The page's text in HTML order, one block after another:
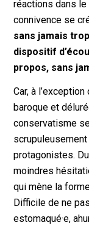
réactions dans
connivence se
sans jamais
dispositif
propos, sans
Car, à
baroque et
conservatisme
protagonistes.
moindres
qui mène la
Difficile de ne
estomaqué·e,